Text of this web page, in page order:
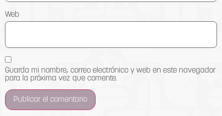
Web
Guarda mi nombre, correo electrónico y web en este navegador
para la próxima vez que comente.